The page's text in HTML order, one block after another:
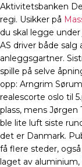
Aktivitetsbanken
regi. Usikker på
du skal legge
AS driver både
anleggsgartner.
spille på selve
opp: Arngrim
realescorte oslo til
plass, mens
ble lite luft siste
det er Danmark.
få flere steder,
laget av aluminium,